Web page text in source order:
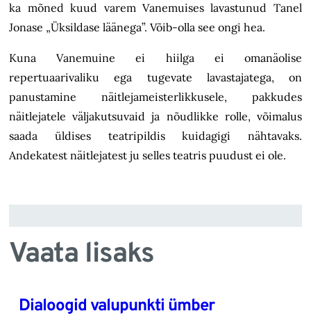
ka mõned kuud varem Vanemuises lavastunud Tanel
Jonase „Üksildase läänega”. Võib-olla see ongi hea.
Kuna Vanemuine ei hiilga ei omanäolise
repertuaarivaliku ega tugevate lavastajatega, on
panustamine näitlejameisterlikkusele, pakkudes
näitlejatele väljakutsuvaid ja nõudlikke rolle, võimalus
saada üldises teatripildis kuidagigi nähtavaks.
Andekatest näitlejatest ju selles teatris puudust ei ole.
Vaata lisaks
Dialoogid valupunkti ümber